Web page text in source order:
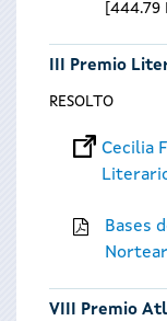
444.79
III Premio
RESOLTO
Cecilia
Bases
Nortear
VIII Premio